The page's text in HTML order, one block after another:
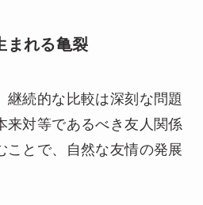
まれる亀裂
継続的な比較は深刻な問題
来対等であるべき友人関係
ことで、自然な友情の発展